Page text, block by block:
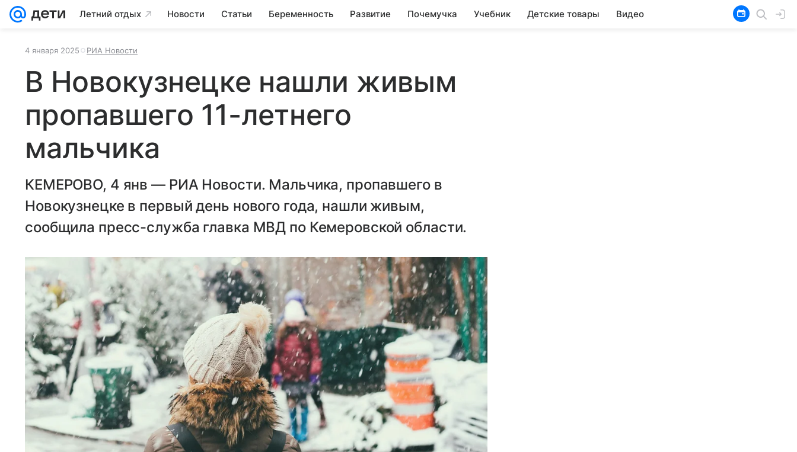
Летний отдых Новости Статьи Беременность Развитие Почемучка Учебник Детские товары Видео
4 января 2025 РИА Новости
В Новокузнецке нашли живым
пропавшего 11-летнего
мальчика
КЕМЕРОВО, 4 янв — РИА Новости. Мальчика, пропавшего в
Новокузнецке в первый день нового года, нашли живым,
сообщила пресс-служба главка МВД по Кемеровской области.